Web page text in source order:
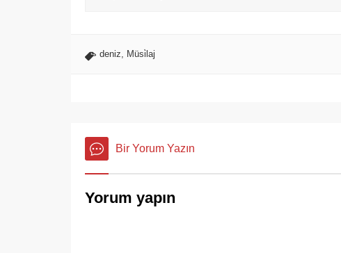
deniz, Müsi̇laj
Bir Yorum Yazın
Yorum yapın